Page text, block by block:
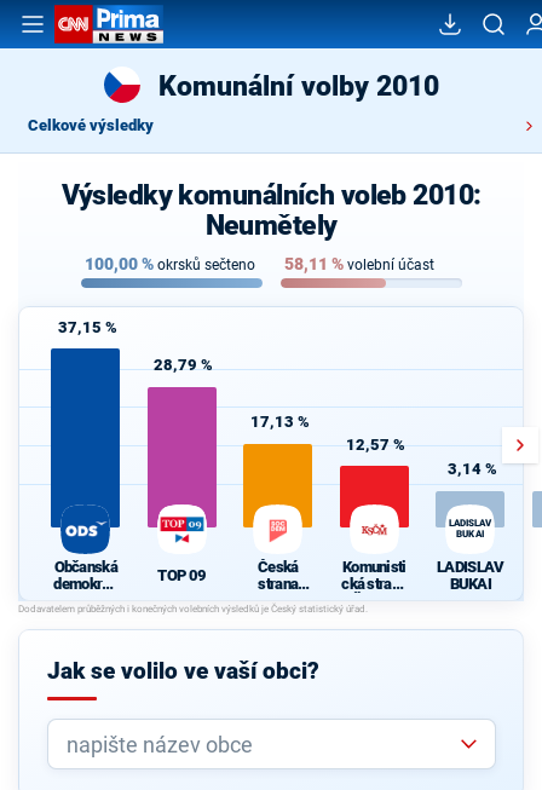
Komunální volby 2010
Celkové výsledky
Výsledky komunálních voleb 2010:
Neumětely
100,00% okrsků sečteno 58,11 % volební účast
37,15 %
Občanská
demokrati
cká strana
28,79 %
TOP 09
17,13 %
Česká
strana
sociálně
demokrati
cká
12,57 %
Komunisti
cká strana
Čech a
Moravy
3,14 %
LADISLAV
BUKAI
LADISLAV
BUKAI
Jak se volilo ve vaší obci?